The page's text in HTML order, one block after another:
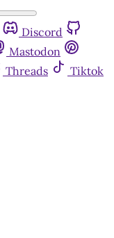
Discord
Mastodon
Threads
Tiktok